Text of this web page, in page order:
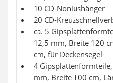
10 CD-Noniushänger
20 CD-
ca. 5
12,5 mm, Breite 120
cm, für Deckensegel
4
mm, Breite 100 cm,